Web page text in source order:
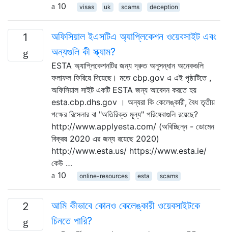
10
visas uk scams deception
1
অফিসিয়াল ইএসটিএ অ্যাপ্লিকেশন ওয়েবসাইট এবং
অন্যগুলি কী স্ক্যাম?
ESTA অ্যাপ্লিকেশনটির জন্য দ্রুত অনুসন্ধান অনেকগুলি
ফলাফল ফিরিয়ে দিয়েছে। মতে cbp.gov এ এই পৃষ্ঠাটিতে ,
অফিসিয়াল সাইট একটি ESTA জন্য আবেদন করতে হয়
esta.cbp.dhs.gov । অন্যরা কি কেলেঙ্কারী, বৈধ তৃতীয়
পক্ষের রিসেলার বা "অতিরিক্ত মূল্য" পরিষেবাগুলি রয়েছে?
http://www.applyesta.com/ (অবিচ্ছিন্ন - ডোমেন
বিক্রয় 2020 এর জন্য রয়েছে 2020)
http://www.esta.us/ https://www.esta.ie/
কেউ …
10
online-resources esta scams
2
আমি কীভাবে কোনও কেলেঙ্কারী ওয়েবসাইটকে
চিনতে পারি?